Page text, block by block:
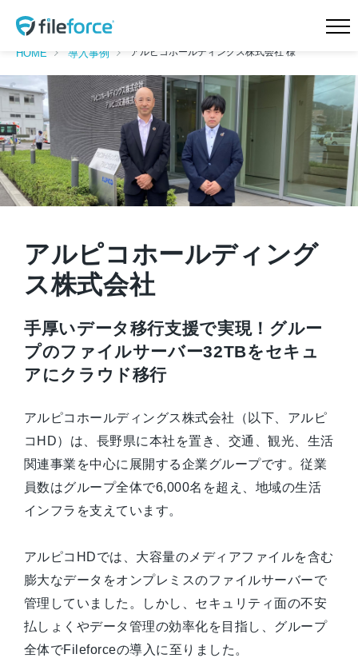
新機能 Intellisearch™
新機能 SmartFolder™ for
電帳法
新機能 TaskFlow™
新機能 ランサムウェア対
策
特長 機能一覧
料金プラン 導入事例
会社概要
無料トライアル 資料請求
HOME 導入事例 アルピコホールディングス株式会社 様
アルピコホールディング
ス株式会社
手厚いデータ移行支援で実現！グルー
プのファイルサーバー32TBをセキュ
アにクラウド移行
アルピコホールディングス株式会社（以下、アルピ
コHD）は、長野県に本社を置き、交通、観光、生活
関連事業を中心に展開する企業グループです。従業
員数はグループ全体で6,000名を超え、地域の生活
インフラを支えています。
アルピコHDでは、大容量のメディアファイルを含む
膨大なデータをオンプレミスのファイルサーバーで
管理していました。しかし、セキュリティ面の不安
払しょくやデータ管理の効率化を目指し、グループ
全体でFileforceの導入に至りました。